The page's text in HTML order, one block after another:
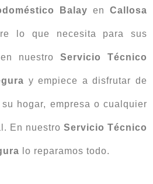
Balay en Callosa
lo que necesita para sus
nuestro Servicio Técnico
y empiece a disfrutar de
hogar, empresa o cualquier
En nuestro Servicio Técnico
lo reparamos todo.